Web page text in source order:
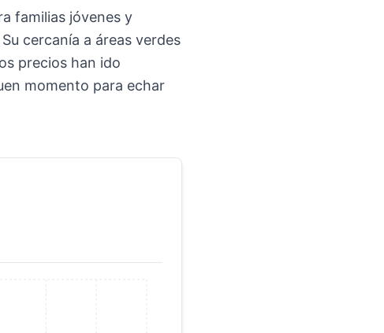
familias jóvenes y
cercanía a áreas verdes
precios han ido
momento para echar